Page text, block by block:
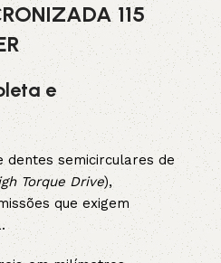
115
e
dentes semicirculares de
Torque Drive),
que exigem